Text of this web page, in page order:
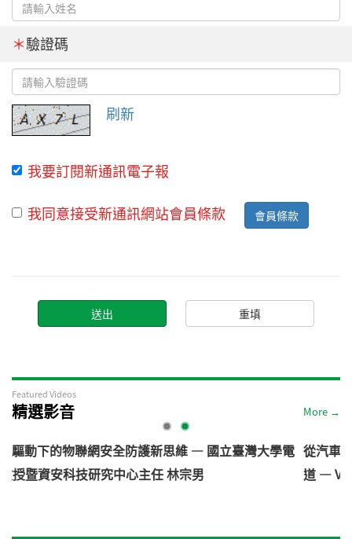
＊驗證碼
刷新
我要訂閱新通訊電子報
我同意接受新通訊網站會員條款
會員條款
Featured Videos
精選影音 More →
— 國立臺灣大學電
男
從汽車資安軌跡看見機器人未來: 機器人
道 — VicOne